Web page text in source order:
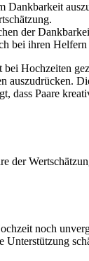
Dankbarkeit
der
bei ihren Helfern
Hochzeiten
auszudrücken.
dass Paare
noch